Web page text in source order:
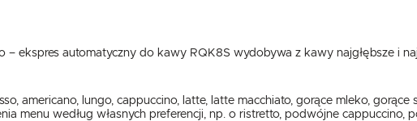
– ekspres automatyczny do kawy RQK8S wydobywa z kawy najgłębsze i
americano, lungo, cappuccino, latte, latte macchiato, gorące mleko, gorące
menu według własnych preferencji, np. o ristretto, podwójne cappuccino,